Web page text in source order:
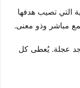
التي تصيب هدفها
مباشر وذو معنى.
عجلة. يُعطى كل